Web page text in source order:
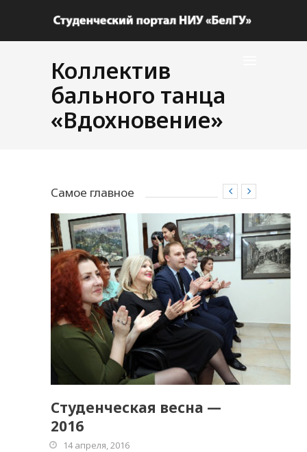
Коллектив
бального танца
«Вдохновение»
Самое главное
Студенческая весна —
2016
14 апреля, 2016